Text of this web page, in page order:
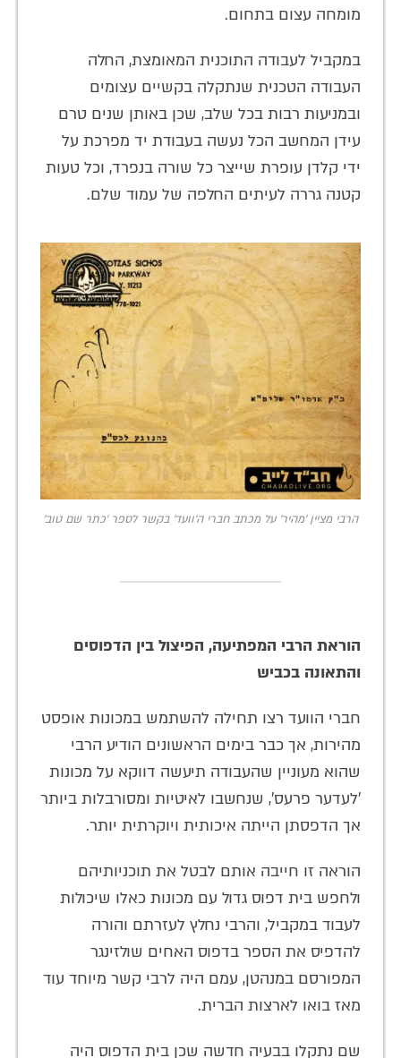
מומחה עצום בתחום.
במקביל לעבודה התוכנית המאומצת, החלה
העבודה הטכנית שנתקלה בקשיים עצומים
ובמניעות רבות בכל שלב, שכן באותן שנים טרם
עידן המחשב הכל נעשה בעבודת יד מפרכת על
ידי קלדן עופרת שייצר כל שורה בנפרד, וכל טעות
קטנה גררה לעיתים החלפה של עמוד שלם.
הרבי מציין 'מהיר' על מכתב חברי ה'וועד' בקשר לספר 'כתר שם טוב'
הוראת הרבי המפתיעה, הפיצול בין הדפוסים
והתאונה בכביש
חברי הוועד רצו תחילה להשתמש במכונות אופסט
מהירות, אך כבר בימים הראשונים הודיע הרבי
שהוא מעוניין שהעבודה תיעשה דווקא על מכונות
'לעדער פרעס', שנחשבו לאיטיות ומסורבלות ביותר
אך הדפסתן הייתה איכותית ויוקרתית יותר.
הוראה זו חייבה אותם לבטל את תוכניותיהם
ולחפש בית דפוס גדול עם מכונות כאלו שיכולות
לעבוד במקביל, והרבי נחלץ לעזרתם והורה
להדפיס את הספר בדפוס האחים שולזינגר
המפורסם במנהטן, עמם היה לרבי קשר מיוחד עוד
מאז בואו לארצות הברית.
שם נתקלו בבעיה חדשה שכן בית הדפוס היה